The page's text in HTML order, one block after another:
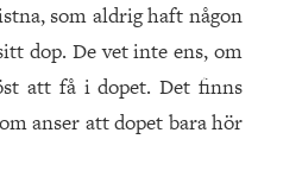
som aldrig haft någon
dop. De vet inte ens, om
att få i dopet. Det finns
anser att dopet bara hör